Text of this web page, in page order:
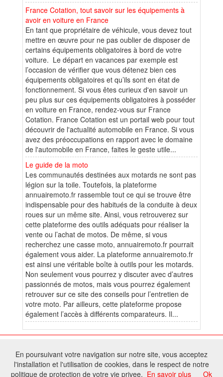
France Cotation, tout savoir sur les équipements à
avoir en voiture en France
En tant que propriétaire de véhicule, vous devez tout
mettre en œuvre pour ne pas oublier de disposer de
certains équipements obligatoires à bord de votre
voiture. Le départ en vacances par exemple est
l’occasion de vérifier que vous détenez bien ces
équipements obligatoires et qu’ils sont en état de
fonctionnement. Si vous êtes curieux d'en savoir un
peu plus sur ces équipements obligatoires à posséder
en voiture en France, rendez-vous sur France
Cotation. France Cotation est un portail web pour tout
découvrir de l'actualité automobile en France. Si vous
avez des préoccupations en rapport avec le domaine
de l'automobile en France, faites le geste utile...
Le guide de la moto
Les communautés destinées aux motards ne sont pas
légion sur la toile. Toutefois, la plateforme
annuairemoto.fr rassemble tout ce qui se trouve être
indispensable pour des habitués de la conduite à deux
roues sur un même site. Ainsi, vous retrouverez sur
cette plateforme des outils adéquats pour réaliser la
vente ou l’achat de motos. De même, si vous
recherchez une casse moto, annuairemoto.fr pourrait
également vous aider. La plateforme annuairemoto.fr
est ainsi une véritable boîte à outils pour les motards.
Non seulement vous pourrez y discuter avec d’autres
passionnés de motos, mais vous pourrez également
retrouver sur ce site des conseils pour l’entretien de
votre moto. Par ailleurs, cette plateforme propose
également l’accès à différents comparateurs. Il...
FontAwesome
Tous droits réservés - Toute reproduction du contenu de ce site, même
partielle, est interdite sans accord du propriétaire.
En poursuivant votre navigation sur notre site, vous acceptez
l'installation et l'utilisation de cookies, dans le respect de notre
politique de protection de votre vie privee. En savoir plus Ok